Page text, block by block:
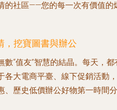
的社區——您的每一次有價值的
，挖寶圖書與辦公
“值友”智慧的結晶。每天，都
各大電商平臺、線下促銷活動，
、歷史低價辦公好物第一時間分